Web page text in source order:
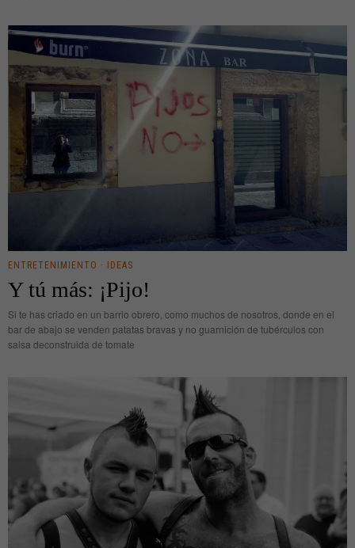
ENTRETENIMIENTO · IDEAS
Y tú más: ¡Pijo!
Si te has criado en un barrio obrero, como muchos de nosotros, donde en el
bar de abajo se venden patatas bravas y no guarnición de tubérculos con
salsa deconstruida de tomate